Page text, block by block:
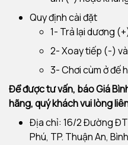
Quy định cài đặt
1- Trả lại dương
2- Xoay tiếp (-)
3- Chơi cùm ở đế
Để được tư vấn, báo Giá
hãng, quý khách vui lòng
Địa chỉ: 16/2 Đường ĐT
Phú, TP. Thuận An,